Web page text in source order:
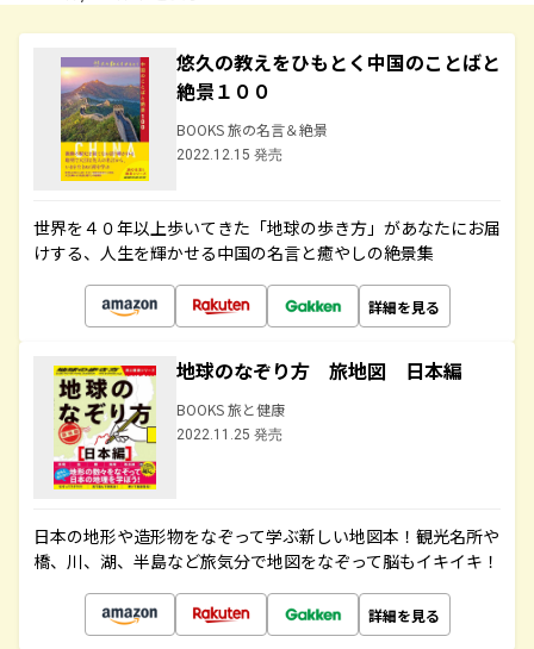
悠久の教えをひもとく中国のことばと
絶景１００
BOOKS 旅の名言＆絶景
2022.12.15 発売
世界を４０年以上歩いてきた「地球の歩き方」があなたにお届
けする、人生を輝かせる中国の名言と癒やしの絶景集
詳細を見る
地球のなぞり方 旅地図 日本編
BOOKS 旅と健康
2022.11.25 発売
日本の地形や造形物をなぞって学ぶ新しい地図本！観光名所や
橋、川、湖、半島など旅気分で地図をなぞって脳もイキイキ！
詳細を見る